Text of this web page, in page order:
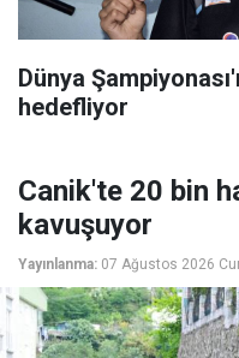
Dünya
hedefliyor
Canik'te 20 bin
kavuşuyor
Yayınlanma: 07 Ağustos 2026